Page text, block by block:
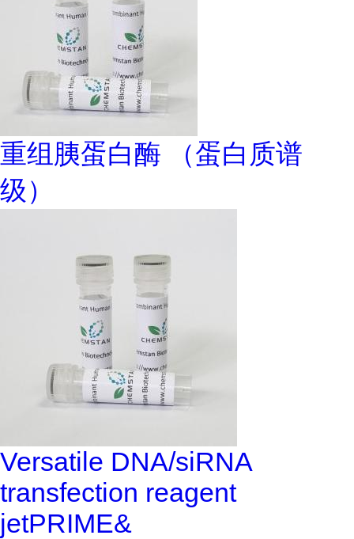
重组胰蛋白酶 （蛋白质谱
级）
Versatile DNA/siRNA
transfection reagent
jetPRIME&